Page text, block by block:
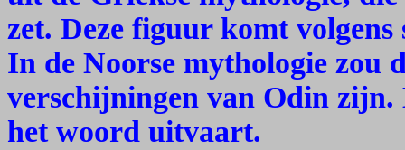
zet. Deze figuur komt
In de Noorse mythologie zou
verschijningen van Odin
het woord uitvaart.